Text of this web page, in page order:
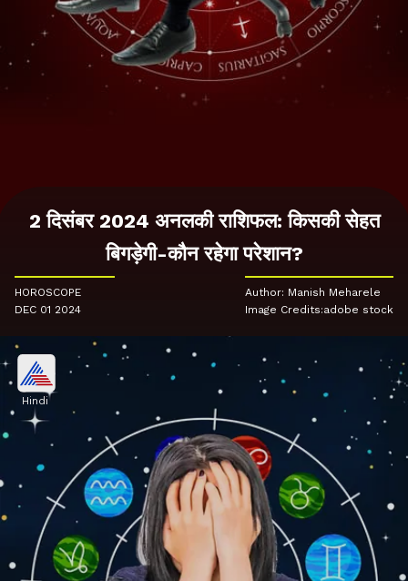
2 दिसंबर 2024 अनलकी राशिफल: किसकी सेहत
बिगड़ेगी-कौन रहेगा परेशान?
HOROSCOPE
DEC 01 2024
Author: Manish Meharele
Image Credits:adobe stock
Hindi